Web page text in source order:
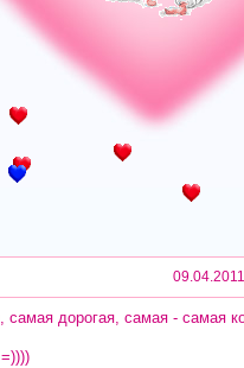
дорогая, самая - самая